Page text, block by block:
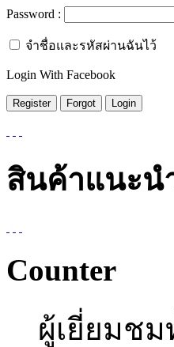
Password :
จำชื่อและรหัสผ่านฉันไว้
Login With Facebook
สินค้าแนะน
Counter
ผู้เยี่ยมช